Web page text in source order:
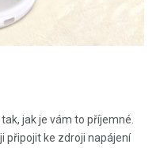
jak je vám to příjemné.
připojit ke zdroji napájení